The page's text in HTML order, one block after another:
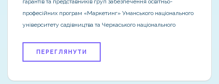
гарантів та представників груп забезпечення освітньо-
професійних програм «Маркетинг» Уманського національного
університету садівництва та Черкаського національного
ПЕРЕГЛЯНУТИ